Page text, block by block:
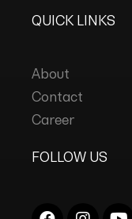
QUICK LINKS
About
Contact
Career
FOLLOW US